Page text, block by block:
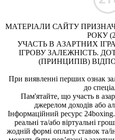
МАТЕРІАЛИ САЙТУ
РОКУ
УЧАСТЬ В АЗАРТНИХ
ІГРОВУ ЗАЛЕЖНІСТЬ.
(ПРИНЦИПІВ)
При виявленні перших ознак
до
Пам'ятайте, що участь в
джерелом доходів або
Інформаційний ресурс
реальні та/або віртуальні
жодній формі оплату ставок та/